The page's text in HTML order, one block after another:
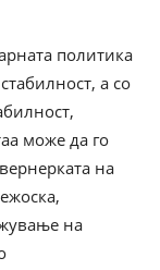
политика
а со
може да го
на
на